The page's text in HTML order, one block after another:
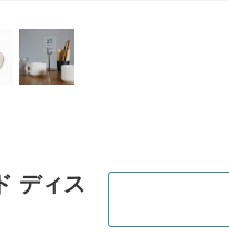
ディス